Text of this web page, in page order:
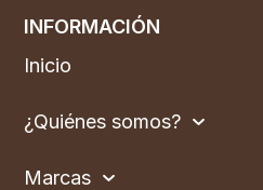
INFORMACIÓN
Inicio
¿Quiénes somos?
Marcas